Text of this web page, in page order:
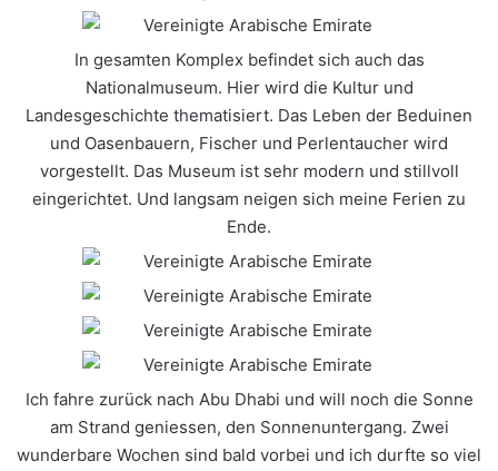
In gesamten Komplex befindet sich auch das
Nationalmuseum. Hier wird die Kultur und
Landesgeschichte thematisiert. Das Leben der Beduinen
und Oasenbauern, Fischer und Perlentaucher wird
vorgestellt. Das Museum ist sehr modern und stillvoll
eingerichtet. Und langsam neigen sich meine Ferien zu
Ende.
Ich fahre zurück nach Abu Dhabi und will noch die Sonne
am Strand geniessen, den Sonnenuntergang. Zwei
wunderbare Wochen sind bald vorbei und ich durfte so viel